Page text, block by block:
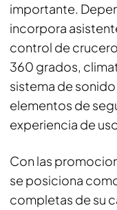
importante.
incorpora
control de
360 grados,
sistema de
elementos de
experiencia de
Con las
se posiciona
completas de su